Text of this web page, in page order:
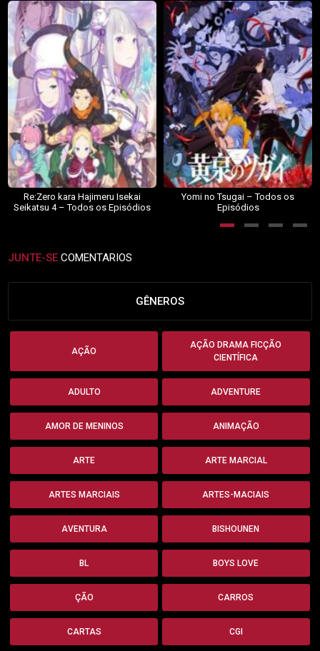
Re:Zero kara Hajimeru Isekai
Seikatsu 4 – Todos os Episódios
Yomi no Tsugai – Todos os
Episódios
JUNTE-SE COMENTARIOS
GÊNEROS
AÇÃO
AÇÃO DRAMA FICÇÃO
CIENTÍFICA
ADULTO ADVENTURE
AMOR DE MENINOS ANIMAÇÃO
ARTE ARTE MARCIAL
ARTES MARCIAIS ARTES-MACIAIS
AVENTURA BISHOUNEN
BL BOYS LOVE
ÇÃO CARROS
CARTAS CGI